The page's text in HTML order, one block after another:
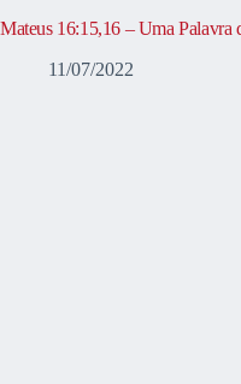
Mateus 16:15,16 – Uma Palavra
11/07/2022